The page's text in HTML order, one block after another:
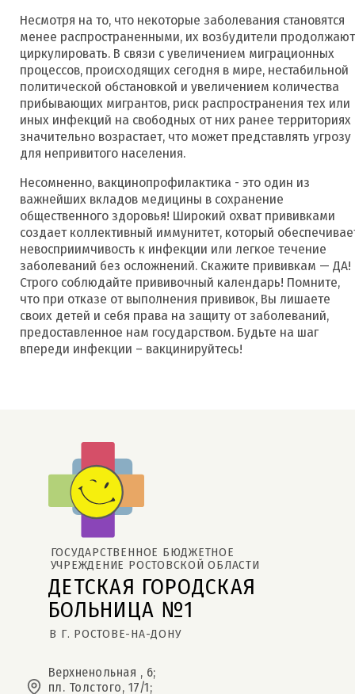
Несмотря на то, что некоторые заболевания становятся
менее распространенными, их возбудители продолжают
циркулировать. В связи с увеличением миграционных
процессов, происходящих сегодня в мире, нестабильной
политической обстановкой и увеличением количества
прибывающих мигрантов, риск распространения тех или
иных инфекций на свободных от них ранее территориях
значительно возрастает, что может представлять угрозу
для непривитого населения.
Несомненно, вакцинопрофилактика - это один из
важнейших вкладов медицины в сохранение
общественного здоровья! Широкий охват прививками
создает коллективный иммунитет, который
невосприимчивость к инфекции или легкое течение
заболеваний без осложнений. Скажите прививкам — ДА!
Строго соблюдайте прививочный календарь! Помните,
что при отказе от выполнения прививок, Вы лишаете
своих детей и себя права на защиту от заболеваний,
предоставленное нам государством. Будьте на шаг
впереди инфекции – вакцинируйтесь!
ДЕТСКАЯ ГОРОДСКАЯ
БОЛЬНИЦА №1
В Г. РОСТОВЕ-НА-ДОНУ
ГОСУДАРСТВЕННОЕ БЮДЖЕТНОЕ
УЧРЕЖДЕНИЕ РОСТОВСКОЙ ОБЛАСТИ
Верхненольная , 6;
пл. Толстого, 17/1;